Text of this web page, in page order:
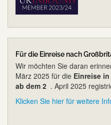
Für die Einreise nach
Wir möchten Sie daran
März 2025 für die Einreise
ab dem 2 . April 2025
Klicken Sie hier für weitere